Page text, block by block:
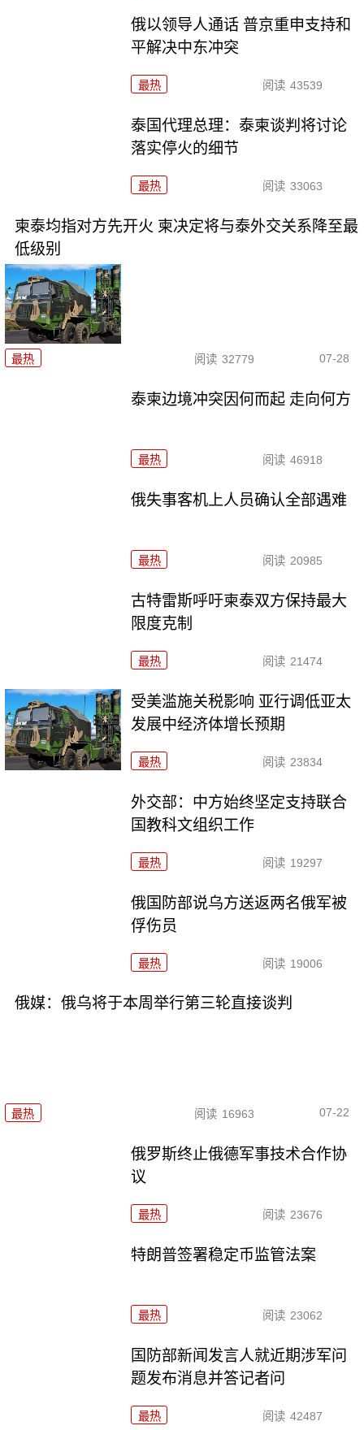
俄以领导人通话 普京重申支持和
平解决中东冲突
最热 阅读 43539
泰国代理总理：泰柬谈判将讨论
落实停火的细节
最热 阅读 33063
柬泰均指对方先开火 柬决定将与泰外交关系降至最
低级别
最热 阅读 32779 07-28
泰柬边境冲突因何而起 走向何方
最热 阅读 46918
俄失事客机上人员确认全部遇难
最热 阅读 20985
古特雷斯呼吁柬泰双方保持最大
限度克制
最热 阅读 21474
受美滥施关税影响 亚行调低亚太
发展中经济体增长预期
最热 阅读 23834
外交部：中方始终坚定支持联合
国教科文组织工作
最热 阅读 19297
俄国防部说乌方送返两名俄军被
俘伤员
最热 阅读 19006
俄媒：俄乌将于本周举行第三轮直接谈判
最热 阅读 16963 07-22
俄罗斯终止俄德军事技术合作协
议
最热 阅读 23676
特朗普签署稳定币监管法案
最热 阅读 23062
国防部新闻发言人就近期涉军问
题发布消息并答记者问
最热 阅读 42487